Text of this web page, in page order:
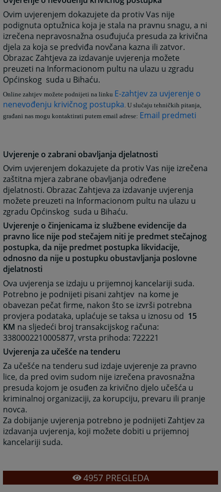
Ovim uvjerenjem dokazujete da protiv Vas nije
podignuta optužnica koja je stala na pravnu snagu, a ni
izrečena nepravosnažna osuđujuća presuda za krivična
djela za koja se predviđa novčana kazna ili zatvor.
Obrazac Zahtjeva za izdavanje uvjerenja možete
preuzeti na Informacionom pultu na ulazu u zgradu
Općinskog suda u Bihaću.
Online zahtjev možete podnijeti na linku E-zahtjev za uvjerenje o
nenevođenju krivičnog postupka. U slučaju tehničkih pitanja,
građani nas mogu kontaktirati putem email adrese: Email predmeti
Uvjerenje o zabrani obavljanja djelatnosti
Ovim uvjerenjem dokazujete da protiv Vas nije izrečena
zaštitna mjera zabrane obavljanja određene
djelatnosti. Obrazac Zahtjeva za izdavanje uvjerenja
možete preuzeti na Informacionom pultu na ulazu u
zgradu Općinskog suda u Bihaću.
Uvjerenje o činjenicama iz službene evidencije da
pravno lice nije pod stečajem niti je predmet stečajnog
postupka, da nije predmet postupka likvidacije,
odnosno da nije u postupku obustavljanja poslovne
djelatnosti
Ova uvjerenja se izdaju u prijemnoj kancelariji suda.
Potrebno je podnijeti pisani zahtjev na kome je
obavezan pečat firme, nakon što se izvrši potrebna
provjera podataka, uplaćuje se taksa u iznosu od 15
KM na sljedeći broj transakcijskog računa:
3380002210005877, vrsta prihoda: 722221
Uvjerenja za učešće na tenderu
Za učešće na tenderu sud izdaje uvjerenje za pravno
lice, da pred ovim sudom nije izrečena pravosnažna
presuda kojom je osuđen za krivično djelo učešća u
kriminalnoj organizaciji, za korupciju, prevaru ili pranje
novca.
Za dobijanje uvjerenja potrebno je podnijeti Zahtjev za
izdavanja uvjerenja, koji možete dobiti u prijemnoj
kancelariji suda.
4957PREGLEDA